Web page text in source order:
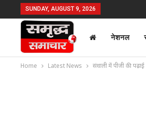
SUNDAY, AUGUST 9, 2026
नेशनल
Home Latest News संथाली में पीजी की पढ़ाई